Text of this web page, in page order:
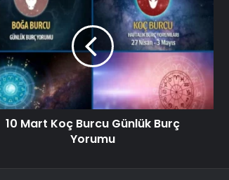
10 Mart Koç Burcu Günlük Burç
Yorumu